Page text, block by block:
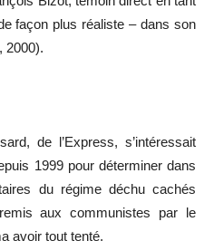
façon plus réaliste – dans son
2000).
de l’Express, s’intéressait
1999 pour déterminer dans
du régime déchu cachés
aux communistes par le
avoir tout tenté.